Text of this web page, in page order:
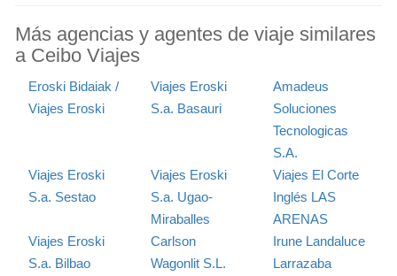
Más agencias y agentes de viaje similares
a Ceibo Viajes
Eroski Bidaiak /
Viajes Eroski
Viajes Eroski
S.a. Basauri
Amadeus
Soluciones
Tecnologicas
S.A.
Viajes Eroski
S.a. Sestao
Viajes Eroski
S.a. Ugao-
Miraballes
Viajes El Corte
Inglés LAS
ARENAS
Viajes Eroski
S.a. Bilbao
Carlson
Wagonlit S.L.
Irune Landaluce
Larrazaba